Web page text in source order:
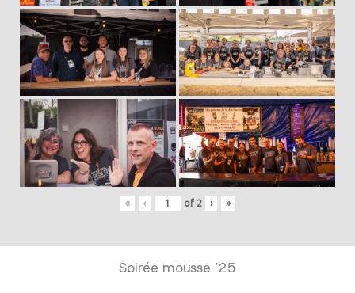
« ‹ of 2 › »
Soirée mousse ’25